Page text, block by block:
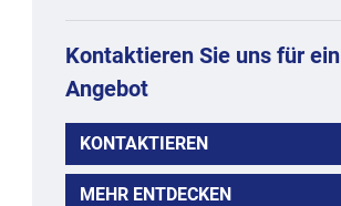
Kontaktieren Sie uns für ein
Angebot
KONTAKTIEREN
MEHR ENTDECKEN